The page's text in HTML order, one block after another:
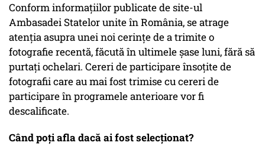
Conform informaţiilor publicate de site-ul
Ambasadei Statelor unite în România, se atrage
atenţia asupra unei noi cerinţe de a trimite o
fotografie recentă, făcută în ultimele şase luni, fără să
purtaţi ochelari. Cereri de participare însoţite de
fotografii care au mai fost trimise cu cereri de
participare în programele anterioare vor fi
descalificate.
Când poţi afla dacă ai fost selecţionat?